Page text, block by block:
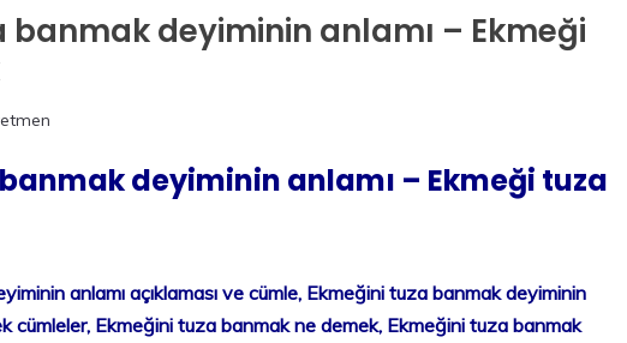
banmak deyiminin anlamı – Ekmeği
deyiminin anlamı – Ekmeği tuza
anlamı açıklaması ve cümle, Ekmeğini tuza banmak deyiminin
cümleler, Ekmeğini tuza banmak ne demek, Ekmeğini tuza banmak